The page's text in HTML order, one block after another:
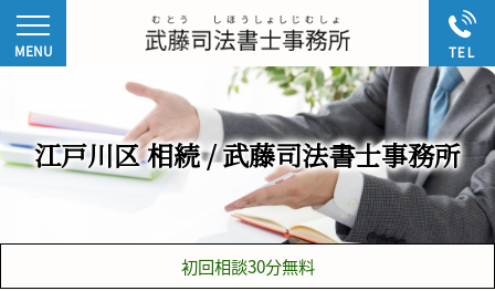
江戸川区 相続 / 武藤司法書士事務所
初回相談30分無料